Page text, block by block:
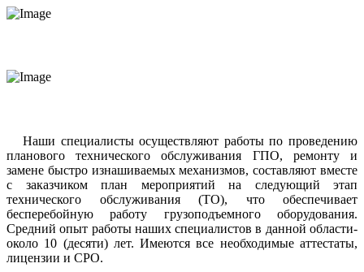
Наши специалисты осуществляют работы по проведению
планового технического обслуживания ГПО, ремонту и
замене быстро изнашиваемых механизмов, составляют вместе
с заказчиком план мероприятий на следующий этап
технического обслуживания (ТО), что обеспечивает
бесперебойную работу грузоподъемного оборудования.
Средний опыт работы наших специалистов в данной области-
около 10 (десяти) лет. Имеются все необходимые аттестаты,
лицензии и СРО.